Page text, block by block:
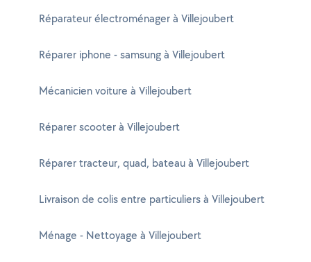
Réparateur électroménager à Villejoubert
Réparer iphone - samsung à Villejoubert
Mécanicien voiture à Villejoubert
Réparer scooter à Villejoubert
Réparer tracteur, quad, bateau à Villejoubert
Livraison de colis entre particuliers à Villejoubert
Ménage - Nettoyage à Villejoubert